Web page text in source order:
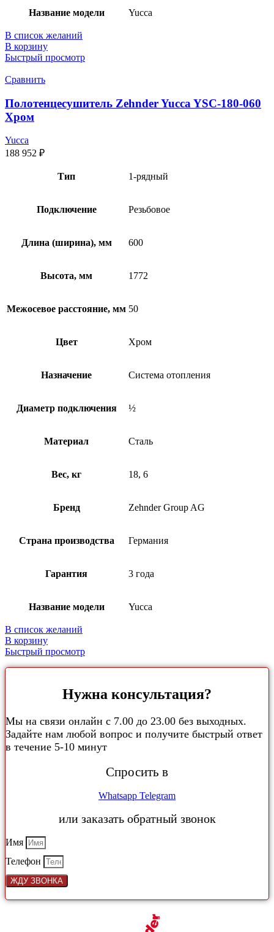
Название модели Yucca
В список желаний
В корзину
Быстрый просмотр
Сравнить
Полотенцесушитель Zehnder Yucca YSC-180-060
Хром
Yucca
188 952 ₽
Тип 1-рядный
Подключение Резьбовое
Длина (ширина), мм 600
Высота, мм 1772
Межосевое расстояние, мм 50
Цвет Хром
Назначение Система отопления
Диаметр подключения ½
Материал Сталь
Вес, кг 18, 6
Бренд Zehnder Group AG
Страна производства Германия
Гарантия 3 года
Название модели Yucca
В список желаний
В корзину
Быстрый просмотр
Нужна консультация?
Мы на связи онлайн с 7.00 до 23.00 без выходных.
Задайте нам любой вопрос и получите быстрый ответ
в течение 5-10 минут
Спросить в
Whatsapp Telegram
или заказать обратный звонок
Имя
Телефон
ЖДУ ЗВОНКА